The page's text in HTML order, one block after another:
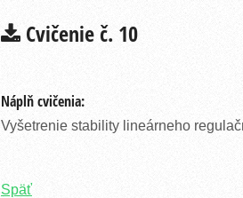
Cvičenie č. 10
Náplň cvičenia:
Vyšetrenie stability lineárneho
Späť